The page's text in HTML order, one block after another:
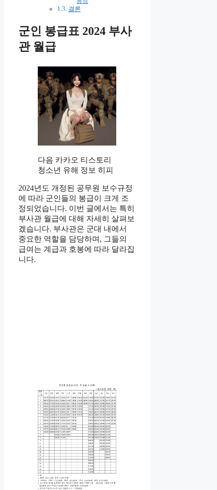
능성
결론
군인 봉급표 2024 부사
관 월급
다음 카카오 티스토리
청소년 유해 정보 히피
2024년도 개정된 공무원 보수규정
에 따라 군인들의 봉급이 크게 조
정되었습니다. 이번 글에서는 특히
부사관 월급에 대해 자세히 살펴보
겠습니다. 부사관은 군대 내에서
중요한 역할을 담당하며, 그들의
급여는 계급과 호봉에 따라 달라집
니다.